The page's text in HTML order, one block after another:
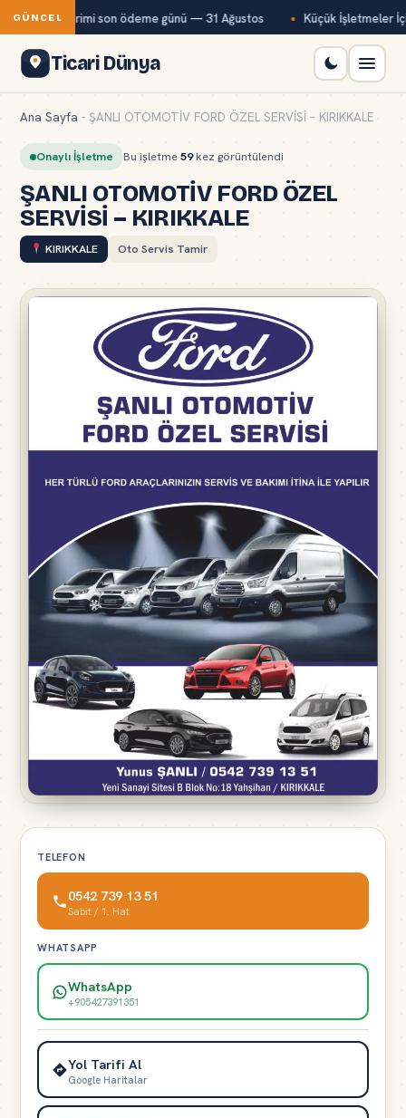
GÜNCELayı primi son ödeme günü — 31 Ağustos Küçük İşletmeler
Ticari Dünya
Ana Sayfa - ŞANLI OTOMOTİV FORD ÖZEL SERVİSİ – KIRIKKALE
Onaylı İşletme Bu işletme59kez görüntülendi
ŞANLI OTOMOTİV FORD ÖZEL
SERVİSİ – KIRIKKALE
KIRIKKALE Oto Servis Tamir
TELEFON
0542 739 13 51
Sabit / 1. Hat
WHATSAPP
WhatsApp
+905427391351
Yol Tarifi Al
Google Haritalar